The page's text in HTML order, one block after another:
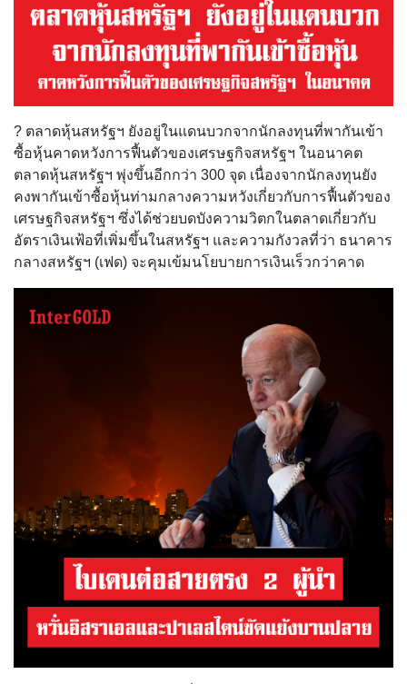
? ตลาดหุ้นสหรัฐฯ ยังอยู่ในแดนบวกจากนักลงทุนที่พากันเข้า
ซื้อหุ้นคาดหวังการฟื้นตัวของเศรษฐกิจสหรัฐฯ ในอนาคต
ตลาดหุ้นสหรัฐฯ พุ่งขึ้นอีกกว่า 300 จุด เนื่องจากนักลงทุนยัง
คงพากันเข้าซื้อหุ้นท่ามกลางความหวังเกี่ยวกับการฟื้นตัวของ
เศรษฐกิจสหรัฐฯ ซึ่งได้ช่วยบดบังความวิตกในตลาดเกี่ยวกับ
อัตราเงินเฟ้อที่เพิ่มขึ้นในสหรัฐฯ และความกังวลที่ว่า ธนาคาร
กลางสหรัฐฯ (เฟด) จะคุมเข้มนโยบายการเงินเร็วกว่าคาด